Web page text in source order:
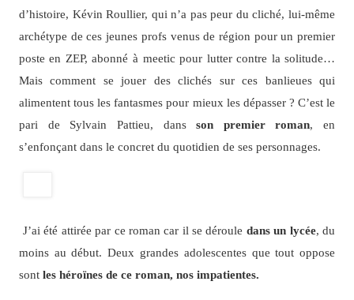
d’histoire, Kévin Roullier, qui n’a pas peur du cliché, lui-même
archétype de ces jeunes profs venus de région pour un premier
poste en ZEP, abonné à meetic pour lutter contre la solitude…
Mais comment se jouer des clichés sur ces banlieues qui
alimentent tous les fantasmes pour mieux les dépasser ? C’est le
pari de Sylvain Pattieu, dansson premier roman, en
s’enfonçant dans le concret du quotidien de ses personnages.
J’ai été attirée par ce roman car il se déroule dans un lycée, du
moins au début. Deux grandes adolescentes que tout oppose
sont les héroïnes de ce roman, nos impatientes.